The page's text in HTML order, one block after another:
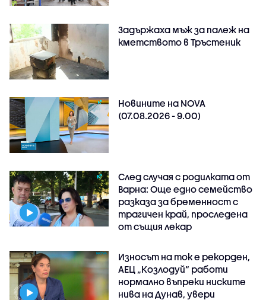
Задържаха мъж за палеж на
кметството в Тръстеник
Новините на NOVA
(07.08.2026 - 9.00)
След случая с родилката от
Варна: Още едно семейство
разказа за бременност с
трагичен край, проследена
от същия лекар
Износът на ток е рекорден,
АЕЦ „Козлодуй“ работи
нормално въпреки ниските
нива на Дунав, увери